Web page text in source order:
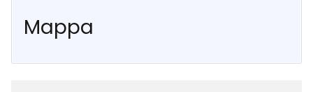
Mappa